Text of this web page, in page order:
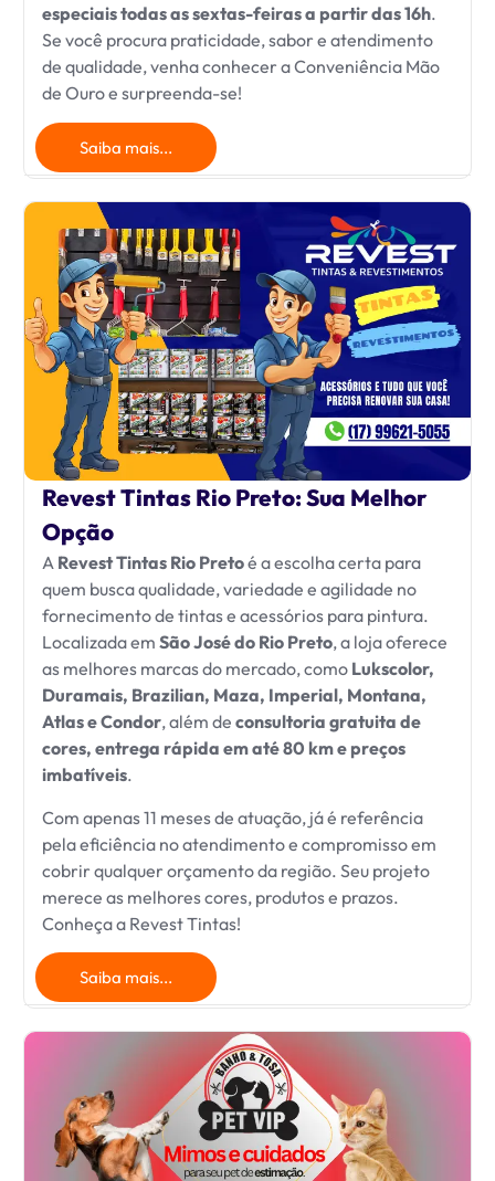
especiais todas as sextas-feiras a partir das 16h.
Se você procura praticidade, sabor e atendimento
de qualidade, venha conhecer a Conveniência Mão
de Ouro e surpreenda-se!
Saiba mais...
Revest Tintas Rio Preto: Sua Melhor
Opção
A Revest Tintas Rio Pretoé a escolha certa para
quem busca qualidade, variedade e agilidade no
fornecimento de tintas e acessórios para pintura.
Localizada em São José do Rio Preto, a loja oferece
as melhores marcas do mercado, como Lukscolor,
Duramais, Brazilian, Maza, Imperial, Montana,
Atlas e Condor, além de consultoria gratuita de
cores, entrega rápida em até 80 km e preços
imbatíveis.
Com apenas 11 meses de atuação, já é referência
pela eficiência no atendimento e compromisso em
cobrir qualquer orçamento da região. Seu projeto
merece as melhores cores, produtos e prazos.
Conheça a Revest Tintas!
Saiba mais...